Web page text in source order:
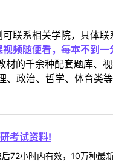
联系相关学院，具体
频随便看，每本不到一
的千余种配套题库、
政治、哲学、体育类等
考试资料!
72小时内有效，10万种最